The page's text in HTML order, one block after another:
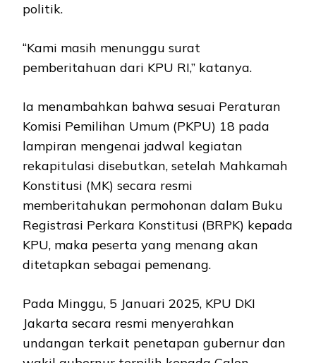
politik.
“Kami masih menunggu surat
pemberitahuan dari KPU RI,” katanya.
Ia menambahkan bahwa sesuai Peraturan
Komisi Pemilihan Umum (PKPU) 18 pada
lampiran mengenai jadwal kegiatan
rekapitulasi disebutkan, setelah Mahkamah
Konstitusi (MK) secara resmi
memberitahukan permohonan dalam Buku
Registrasi Perkara Konstitusi (BRPK) kepada
KPU, maka peserta yang menang akan
ditetapkan sebagai pemenang.
Pada Minggu, 5 Januari 2025, KPU DKI
Jakarta secara resmi menyerahkan
undangan terkait penetapan gubernur dan